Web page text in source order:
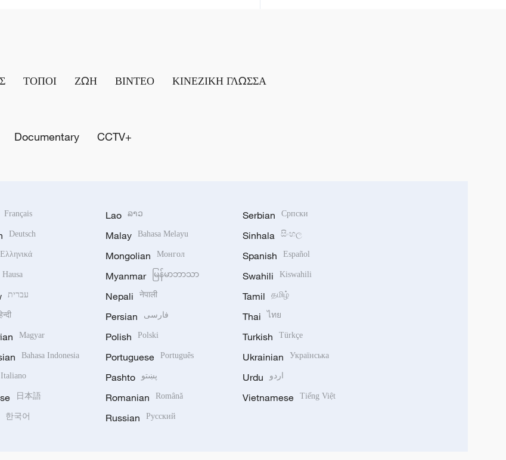
ΤΟΠΟΙ ΖΩΗ ΒΙΝΤΕΟ ΚΙΝΕΖΙΚΗ ΓΛΩΣΣΑ
Documentary CCTV+
Français
Deutsch
Ελληνικά
Hausa
עברית
Magyar
Bahasa Indonesia
Italiano
日本語
한국어
Lao ລາວ
Malay Bahasa Melayu
Mongolian Монгол
Myanmar မြန်မာဘာသာ
Nepali नेपाली
Persian فارسی
Polish Polski
Portuguese Português
Pashto پښتو
Romanian Română
Russian Русский
Serbian Српски
Sinhala සිංහල
Spanish Español
Swahili Kiswahili
Tamil தமிழ்
Thai ไทย
Turkish Türkçe
Ukrainian Українська
Urdu اردو
Vietnamese Tiếng Việt